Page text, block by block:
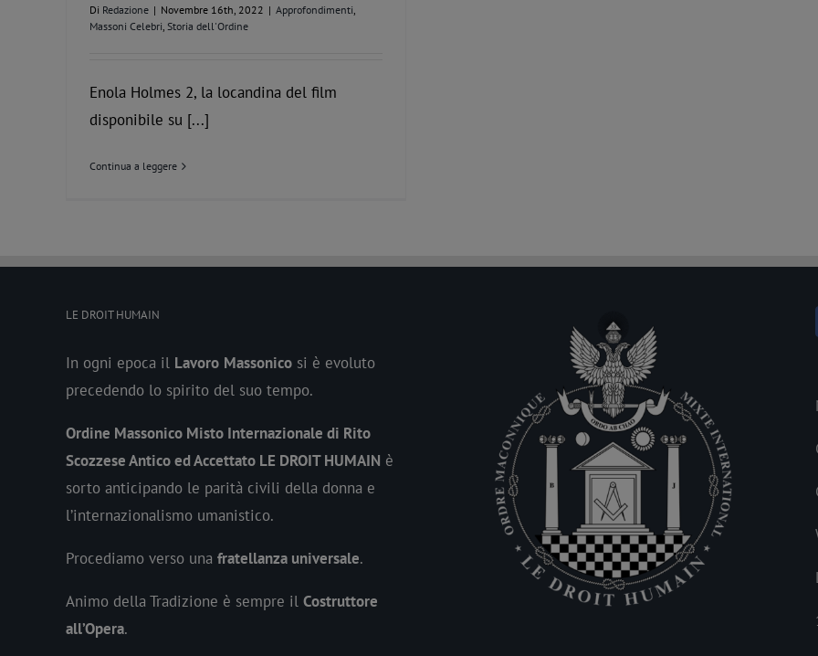
Di Redazione | Novembre 16th, 2022 | Approfondimenti,
Massoni Celebri, Storia dell'Ordine
Enola Holmes 2, la locandina del film
disponibile su [...]
Continua a leggere
LE DROIT HUMAIN
In ogni epoca il Lavoro Massonico si è evoluto
precedendo lo spirito del suo tempo.
Ordine Massonico Misto Internazionale di Rito
Scozzese Antico ed Accettato LE DROIT HUMAIN è
sorto anticipando le parità civili della donna e
l’internazionalismo umanistico.
Procediamo verso una fratellanza universale.
Animo della Tradizione è sempre il Costruttore
all’Opera.